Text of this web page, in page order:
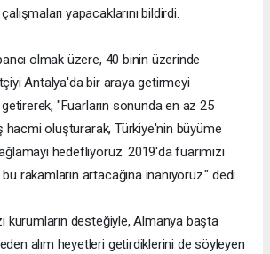
yapacaklarını bildirdi.
olmak üzere, 40 binin üzerinde
Antalya'da bir araya getirmeyi
getirerek, "Fuarların sonunda en az 25
hacmi oluşturarak, Türkiye'nin büyüme
hedefliyoruz. 2019'da fuarımızı
rakamların artacağına inanıyoruz." dedi.
kurumların desteğiyle, Almanya başta
alım heyetleri getirdiklerini de söyleyen